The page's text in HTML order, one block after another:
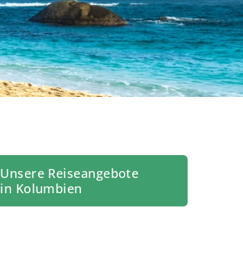
Unsere Reiseangebote
in Kolumbien